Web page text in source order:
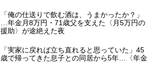
「俺の仕送りで飲む酒は、うまかったか？」
…年金月8万円・71歳父を支えた〈月5万円の
援助〉が途絶えた夜
「実家に戻れば立ち直れると思っていた」45
歳で帰ってきた息子との同居から5年…〈年金